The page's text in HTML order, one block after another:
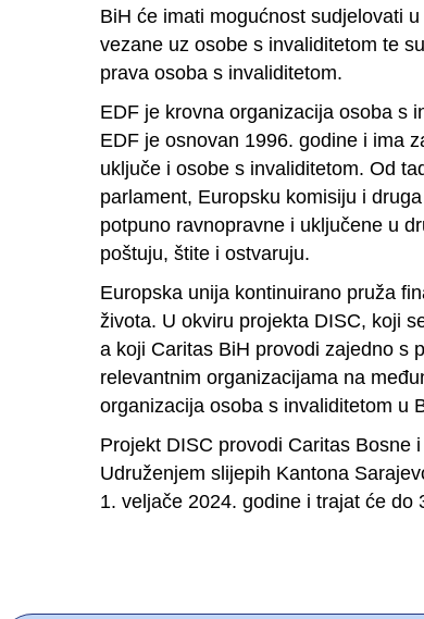
BiH će imati mogućnost sudjelovati
vezane uz osobe s invaliditetom te
prava osoba s invaliditetom.
EDF je krovna organizacija osoba s
EDF je osnovan 1996. godine i ima
uključe i osobe s invaliditetom. Od
parlament, Europsku komisiju i
potpuno ravnopravne i uključene u
poštuju, štite i ostvaruju.
Europska unija kontinuirano pruža
života. U okviru projekta DISC, koji
a koji Caritas BiH provodi zajedno s
relevantnim organizacijama na
organizacija osoba s invaliditetom u
Projekt DISC provodi Caritas Bosne
Udruženjem slijepih Kantona
1. veljače 2024. godine i trajat će